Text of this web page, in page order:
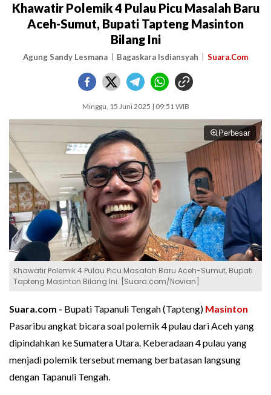
Khawatir Polemik 4 Pulau Picu Masalah Baru
Aceh-Sumut, Bupati Tapteng Masinton
Bilang Ini
Agung Sandy Lesmana Bagaskara Isdiansyah Suara.Com
Minggu, 15 Juni 2025 | 09:51 WIB
Perbesar
Khawatir Polemik 4 Pulau Picu Masalah Baru Aceh-Sumut, Bupati
Tapteng Masinton Bilang Ini. [Suara.com/Novian]
Suara.com - Bupati Tapanuli Tengah (Tapteng) Masinton
Pasaribu angkat bicara soal polemik 4 pulau dari Aceh yang
dipindahkan ke Sumatera Utara. Keberadaan 4 pulau yang
menjadi polemik tersebut memang berbatasan langsung
dengan Tapanuli Tengah.